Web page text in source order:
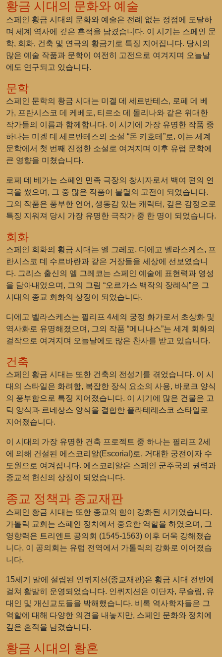
황금 시대의 문화와 예술
스페인 황금 시대의 문화와 예술은 전례 없는 정점에 도달하
며 세계 역사에 깊은 흔적을 남겼습니다. 이 시기는 스페인 문
학, 회화, 건축 및 연극의 황금기로 특징 지어집니다. 당시의
많은 예술 작품과 문학이 여전히 고전으로 여겨지며 오늘날
에도 연구되고 있습니다.
문학
스페인 문학의 황금 시대는 미겔 데 세르반테스, 로페 데 베
가, 프란시스코 데 케베도, 티르소 데 몰리나와 같은 위대한
작가들의 이름과 함께합니다. 이 시기에 가장 유명한 작품 중
하나는 미겔 데 세르반테스의 소설 “돈 키호테”로, 이는 세계
문학에서 첫 번째 진정한 소설로 여겨지며 이후 유럽 문학에
큰 영향을 미쳤습니다.
로페 데 베가는 스페인 민족 극장의 창시자로서 백여 편의 연
극을 썼으며, 그 중 많은 작품이 불멸의 고전이 되었습니다.
그의 작품은 풍부한 언어, 생동감 있는 캐릭터, 깊은 감정으로
특징 지워져 당시 가장 유명한 극작가 중 한 명이 되었습니다.
회화
스페인 회화의 황금 시대는 엘 그레코, 디에고 벨라스케스, 프
란시스코 데 수르바란과 같은 거장들을 세상에 선보였습니
다. 그리스 출신의 엘 그레코는 스페인 예술에 표현력과 영성
을 담아내었으며, 그의 그림 “오르가스 백작의 장례식”은 그
시대의 종교 회화의 상징이 되었습니다.
디에고 벨라스케스는 필리프 4세의 궁정 화가로서 초상화 및
역사화로 유명해졌으며, 그의 작품 “메니나스”는 세계 회화의
걸작으로 여겨지며 오늘날에도 많은 찬사를 받고 있습니다.
건축
스페인 황금 시대는 또한 건축의 전성기를 겪었습니다. 이 시
대의 스타일은 화려함, 복잡한 장식 요소의 사용, 바로크 양식
의 풍부함으로 특징 지어졌습니다. 이 시기에 많은 건물은 고
딕 양식과 르네상스 양식을 결합한 플라테레스코 스타일로
지어졌습니다.
이 시대의 가장 유명한 건축 프로젝트 중 하나는 필리프 2세
에 의해 건설된 에스코리알(Escorial)로, 거대한 궁전이자 수
도원으로 여겨집니다. 에스코리알은 스페인 군주국의 권력과
종교적 헌신의 상징이 되었습니다.
종교 정책과 종교재판
스페인 황금 시대는 또한 종교의 힘이 강화된 시기였습니다.
가톨릭 교회는 스페인 정치에서 중요한 역할을 하였으며, 그
영향력은 트리엔트 공의회 (1545-1563) 이후 더욱 강해졌습
니다. 이 공의회는 유럽 전역에서 가톨릭의 강화로 이어졌습
니다.
15세기 말에 설립된 인퀴지션(종교재판)은 황금 시대 전반에
걸쳐 활발히 운영되었습니다. 인퀴지션은 이단자, 무슬림, 유
대인 및 개신교도들을 박해했습니다. 비록 역사학자들은 그
역할에 대해 다양한 의견을 내놓지만, 스페인 문화와 정치에
깊은 흔적을 남겼습니다.
황금 시대의 황혼